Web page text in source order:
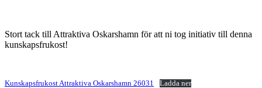
Stort tack till Attraktiva Oskarshamn för att ni tog initiativ till denna
kunskapsfrukost!
Kunskapsfrukost Attraktiva Oskarshamn 26031 Ladda ner